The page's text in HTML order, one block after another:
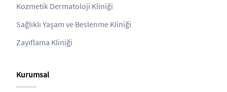
Kozmetik Dermatoloji Kliniği
Sağlıklı Yaşam ve Beslenme Kliniği
Zayıflama Kliniği
Kurumsal